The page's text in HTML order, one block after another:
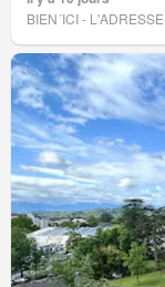
BIEN´ICI -